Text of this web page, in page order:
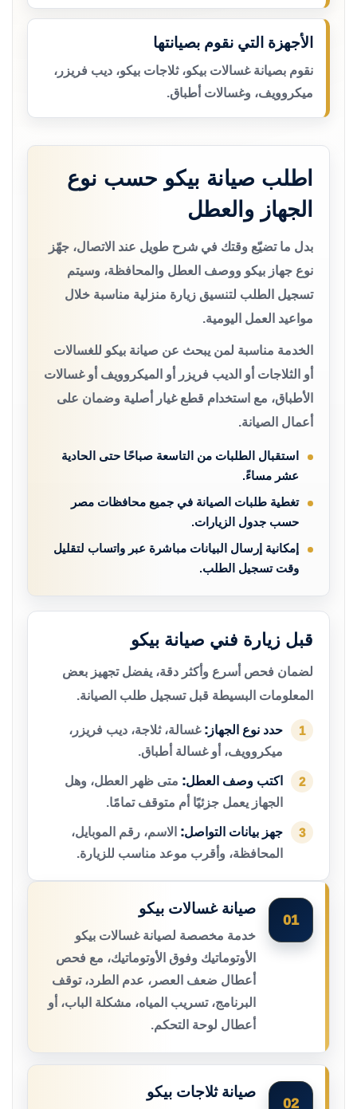
الأجهزة التي نقوم بصيانتها
نقوم بصيانة غسالات بيكو، ثلاجات بيكو، ديب فريزر،
ميكروويف، وغسالات أطباق.
اطلب صيانة بيكو حسب نوع
الجهاز والعطل
بدل ما تضيّع وقتك في شرح طويل عند الاتصال، جهّز
نوع جهاز بيكو ووصف العطل والمحافظة، وسيتم
تسجيل الطلب لتنسيق زيارة منزلية مناسبة خلال
مواعيد العمل اليومية.
الخدمة مناسبة لمن يبحث عن صيانة بيكو للغسالات
أو الثلاجات أو الديب فريزر أو الميكروويف أو غسالات
الأطباق، مع استخدام قطع غيار أصلية وضمان على
أعمال الصيانة.
استقبال الطلبات من التاسعة صباحًا حتى الحادية
عشر مساءً.
تغطية طلبات الصيانة في جميع محافظات مصر
حسب جدول الزيارات.
إمكانية إرسال البيانات مباشرة عبر واتساب لتقليل
وقت تسجيل الطلب.
قبل زيارة فني صيانة بيكو
لضمان فحص أسرع وأكثر دقة، يفضل تجهيز بعض
المعلومات البسيطة قبل تسجيل طلب الصيانة.
1 حدد نوع الجهاز: غسالة، ثلاجة، ديب فريزر،
ميكروويف، أو غسالة أطباق.
2 اكتب وصف العطل: متى ظهر العطل، وهل
الجهاز يعمل جزئيًا أم متوقف تمامًا.
3 جهز بيانات التواصل: الاسم، رقم الموبايل،
المحافظة، وأقرب موعد مناسب للزيارة.
01
صيانة غسالات بيكو
خدمة مخصصة لصيانة غسالات بيكو
الأوتوماتيك وفوق الأوتوماتيك، مع فحص
أعطال ضعف العصر، عدم الطرد، توقف
البرنامج، تسريب المياه، مشكلة الباب، أو
أعطال لوحة التحكم.
02
صيانة ثلاجات بيكو